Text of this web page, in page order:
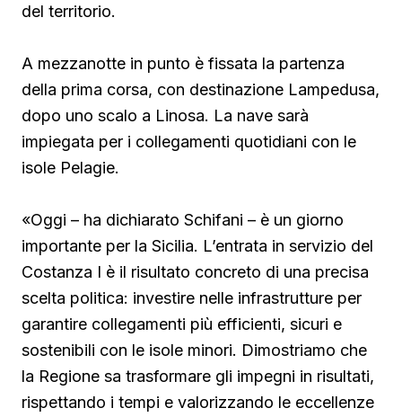
del territorio.
A mezzanotte in punto è fissata la partenza
della prima corsa, con destinazione Lampedusa,
dopo uno scalo a Linosa. La nave sarà
impiegata per i collegamenti quotidiani con le
isole Pelagie.
«Oggi – ha dichiarato Schifani – è un giorno
importante per la Sicilia. L’entrata in servizio del
Costanza I è il risultato concreto di una precisa
scelta politica: investire nelle infrastrutture per
garantire collegamenti più efficienti, sicuri e
sostenibili con le isole minori. Dimostriamo che
la Regione sa trasformare gli impegni in risultati,
rispettando i tempi e valorizzando le eccellenze